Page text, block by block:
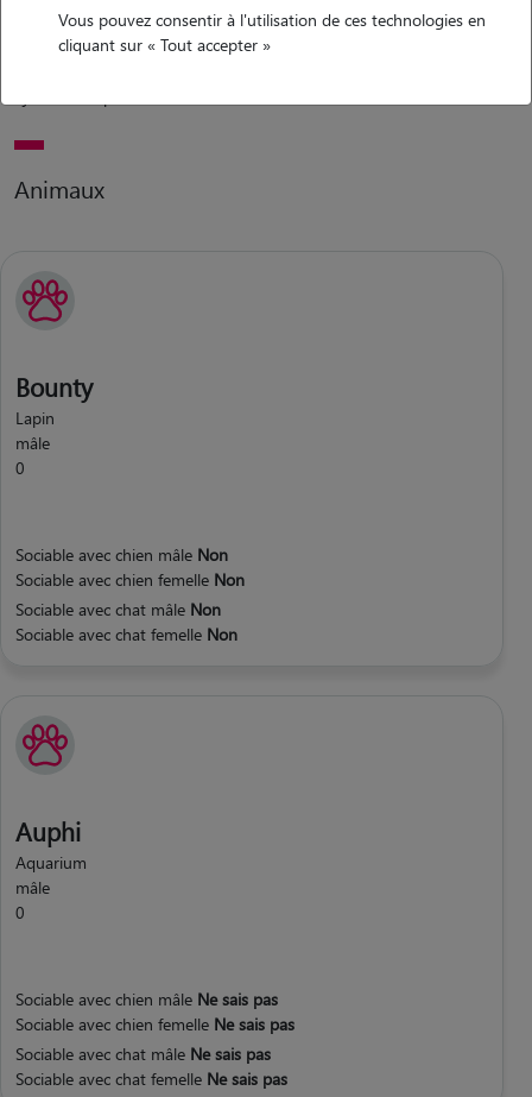
actuellement un bélier et un tête de lion. je comprends donc leurs
Animaux
Bounty
Lapin
mâle
0
Sociable avec chien mâle Non
Sociable avec chien femelle Non
Sociable avec chat mâle Non
Sociable avec chat femelle Non
Auphi
Aquarium
mâle
0
Sociable avec chien mâle Ne sais pas
Sociable avec chien femelle Ne sais pas
Sociable avec chat mâle Ne sais pas
Sociable avec chat femelle Ne sais pas
Vous pouvez consentir à l'utilisation de ces technologies en
cliquant sur « Tout accepter »